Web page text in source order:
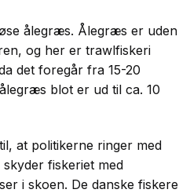
ålegræs. Ålegræs er uden
og her er trawlfiskeri
det foregår fra 15-20
blot er ud til ca. 10
at politikerne ringer med
fiskeriet med
i skoen. De danske fiskere